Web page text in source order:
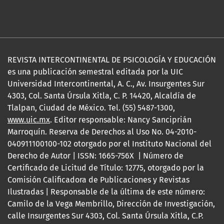
REVISTA INTERCONTINENTAL DE PSICOLOGÍA Y EDUCACIÓN
es una publicación semestral editada por la UIC
Universidad Intercontinental, A. C., Av. Insurgentes Sur
4303, Col. Santa Úrsula Xitla, C. P. 14420, Alcaldía de
Tlalpan, Ciudad de México. Tel. (55) 5487-1300,
www.uic.mx. Editor responsable: Nancy Sanciprián
Marroquín. Reserva de Derechos al Uso No. 04-2010-
040911100100-102 otorgado por el Instituto Nacional del
Derecho de Autor | ISSN: 1665-756X | Número de
Certificado de Licitud de Título: 12775, otorgado por la
Comisión Calificadora de Publicaciones y Revistas
Ilustradas | Responsable de la última de este número:
Camilo de la Vega Membrillo, Dirección de Investigación,
calle Insurgentes Sur 4303, Col. Santa Úrsula Xitla, C.P.